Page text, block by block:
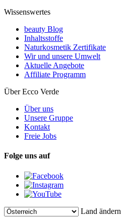
Wissenswertes
beauty Blog
Inhaltsstoffe
Naturkosmetik Zertifikate
Wir und unsere Umwelt
Aktuelle Angebote
Affiliate Programm
Über Ecco Verde
Über uns
Unsere Gruppe
Kontakt
Freie Jobs
Folge uns auf
Land ändern